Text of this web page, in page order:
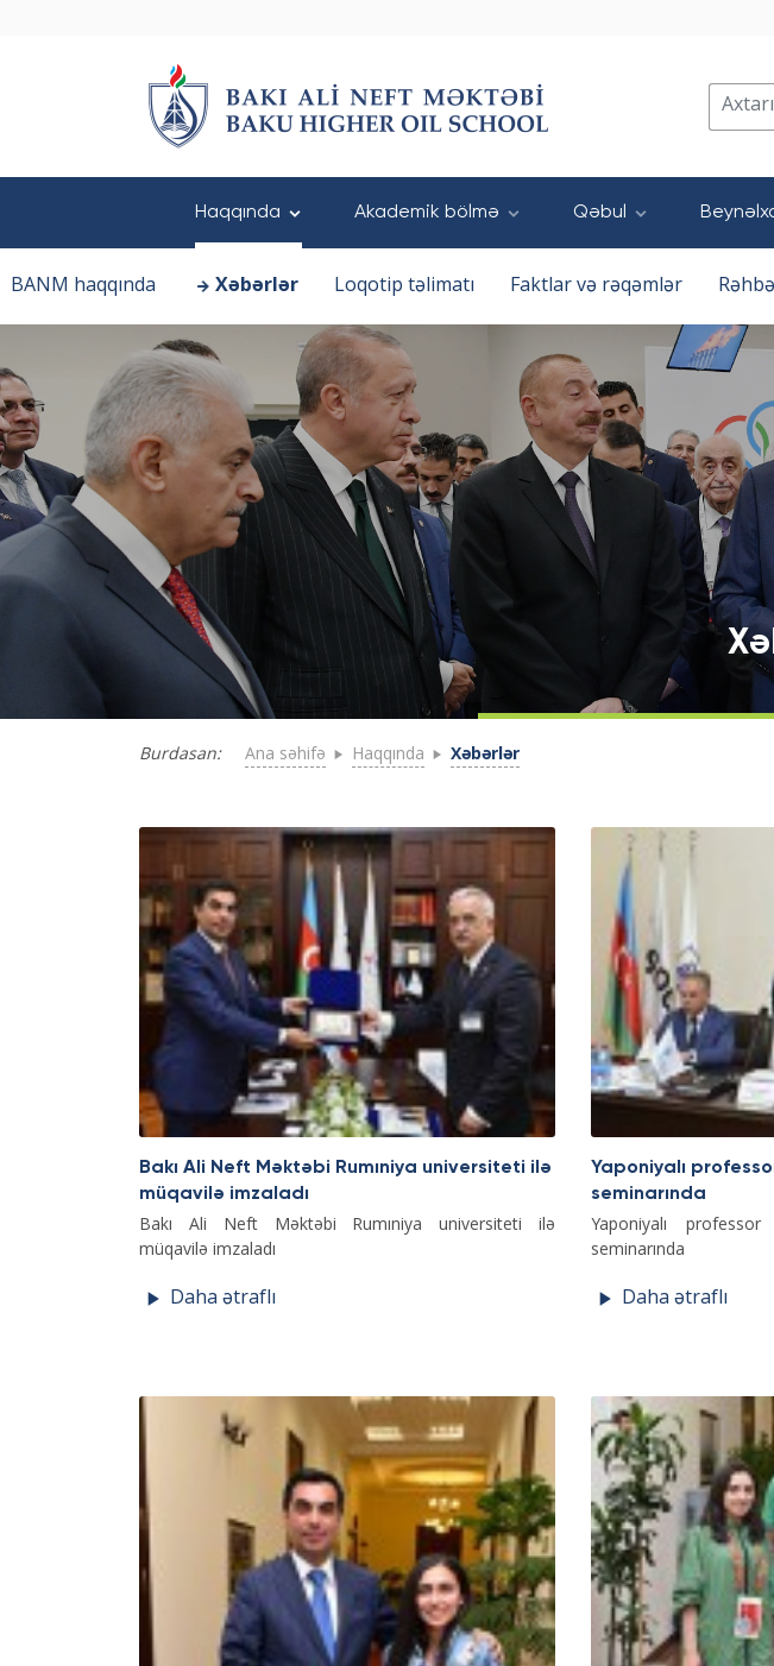
Haqqında
BANM haqqında Xəbərlər Loqotip təlimatı Faktlar və rəqəmlər
Akademik bölmə Qəbul
Burdasan: Ana səhifə Haqqında Xəbərlər
Bakı Ali Neft Məktəbi Rumıniya universiteti ilə
müqavilə imzaladı
Bakı Ali Neft Məktəbi Rumıniya universiteti ilə
müqavilə imzaladı
Daha ətraflı
Yaponiyalı
seminarında
Yaponiyalı
seminarında
Daha ətraflı